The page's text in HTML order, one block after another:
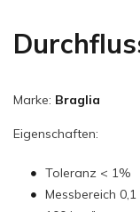
Marke: Braglia
Eigenschaften:
Toleranz < 1%
Messbereich 0,1